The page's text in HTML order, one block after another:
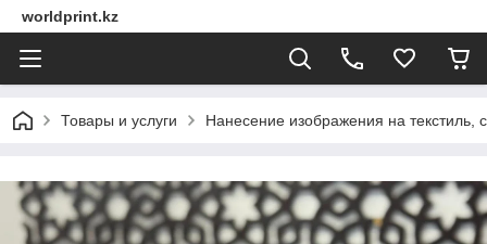
worldprint.kz
Товары и услуги Нанесение изображения на текстиль,